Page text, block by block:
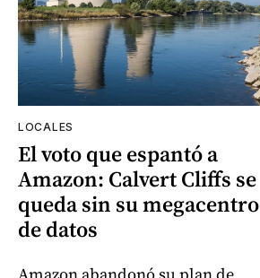
LOCALES
El voto que espantó a
Amazon: Calvert Cliffs se
queda sin su megacentro
de datos